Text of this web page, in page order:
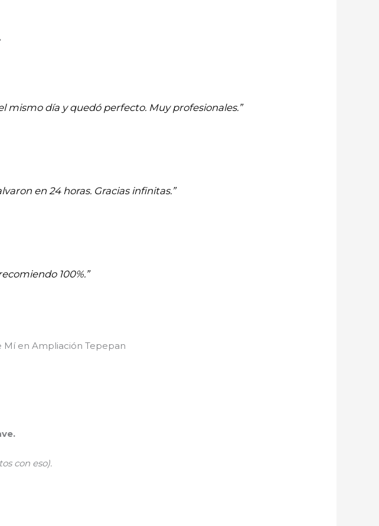
mismo día y quedó perfecto. Muy profesionales.”
en 24 horas. Gracias infinitas.”
100%.”
Mí en Ampliación Tepepan
con eso).